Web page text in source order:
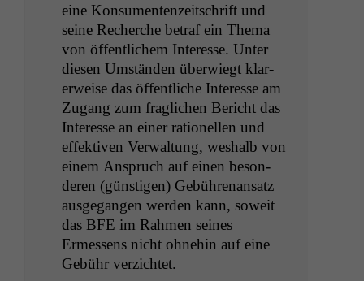
eine Kon­sumenten­zeitschrift und
seine Recherche betraf ein The­ma
von öffentlichem Inter­esse. Unter
diesen Umstän­den über­wiegt klar­
erweise das öffentliche Inter­esse am
Zugang zum fraglichen Bericht das
Inter­esse an ein­er rationellen und
effek­tiv­en Ver­wal­tung, weshalb von
einem Anspruch auf einen beson­
deren (gün­sti­gen) Gebühre­nansatz
aus­ge­gan­gen wer­den kann, soweit
das BFE im Rah­men seines
Ermessens nicht ohne­hin auf eine
Gebühr verzichtet.